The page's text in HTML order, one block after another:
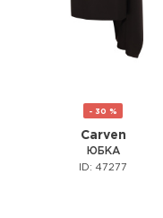
- 30 %
Carven
ЮБКА
ID: 47277